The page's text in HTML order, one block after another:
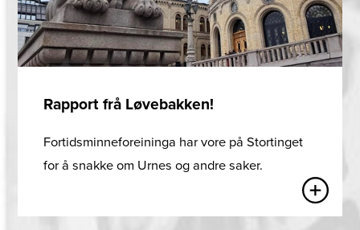
Rapport frå Løvebakken!
Fortidsminneforeininga har vore på Stortinget
for å snakke om Urnes og andre saker.